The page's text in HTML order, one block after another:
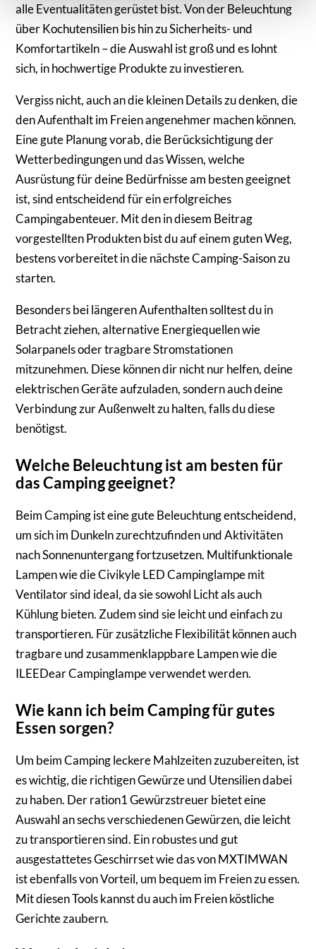
alle Eventualitäten gerüstet bist. Von der Beleuchtung
über Kochutensilien bis hin zu Sicherheits- und
Komfortartikeln – die Auswahl ist groß und es lohnt
sich, in hochwertige Produkte zu investieren.
Vergiss nicht, auch an die kleinen Details zu denken, die
den Aufenthalt im Freien angenehmer machen können.
Eine gute Planung vorab, die Berücksichtigung der
Wetterbedingungen und das Wissen, welche
Ausrüstung für deine Bedürfnisse am besten geeignet
ist, sind entscheidend für ein erfolgreiches
Campingabenteuer. Mit den in diesem Beitrag
vorgestellten Produkten bist du auf einem guten Weg,
bestens vorbereitet in die nächste Camping-Saison zu
starten.
Besonders bei längeren Aufenthalten solltest du in
Betracht ziehen, alternative Energiequellen wie
Solarpanels oder tragbare Stromstationen
mitzunehmen. Diese können dir nicht nur helfen, deine
elektrischen Geräte aufzuladen, sondern auch deine
Verbindung zur Außenwelt zu halten, falls du diese
benötigst.
Welche Beleuchtung ist am besten für
das Camping geeignet?
Beim Camping ist eine gute Beleuchtung entscheidend,
um sich im Dunkeln zurechtzufinden und Aktivitäten
nach Sonnenuntergang fortzusetzen. Multifunktionale
Lampen wie die Civikyle LED Campinglampe mit
Ventilator sind ideal, da sie sowohl Licht als auch
Kühlung bieten. Zudem sind sie leicht und einfach zu
transportieren. Für zusätzliche Flexibilität können auch
tragbare und zusammenklappbare Lampen wie die
ILEEDear Campinglampe verwendet werden.
Wie kann ich beim Camping für gutes
Essen sorgen?
Um beim Camping leckere Mahlzeiten zuzubereiten, ist
es wichtig, die richtigen Gewürze und Utensilien dabei
zu haben. Der ration1 Gewürzstreuer bietet eine
Auswahl an sechs verschiedenen Gewürzen, die leicht
zu transportieren sind. Ein robustes und gut
ausgestattetes Geschirrset wie das von MXTIMWAN
ist ebenfalls von Vorteil, um bequem im Freien zu essen.
Mit diesen Tools kannst du auch im Freien köstliche
Gerichte zaubern.